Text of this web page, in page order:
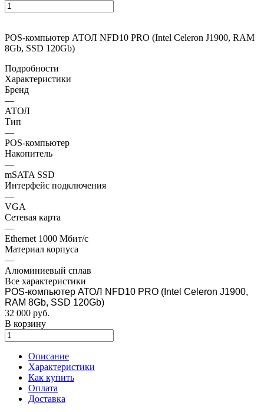
POS-компьютер АТОЛ NFD10 PRO (Intel Celeron J1900, RAM
8Gb, SSD 120Gb)
Подробности
Характеристики
Бренд
—
АТОЛ
Тип
—
POS-компьютер
Накопитель
—
mSATA SSD
Интерфейс подключения
—
VGA
Сетевая карта
—
Ethernet 1000 Мбит/с
Материал корпуса
—
Алюминиевый сплав
Все характеристики
POS-компьютер АТОЛ NFD10 PRO (Intel Celeron J1900,
RAM 8Gb, SSD 120Gb)
32 000 руб.
В корзину
Описание
Характеристики
Как купить
Оплата
Доставка